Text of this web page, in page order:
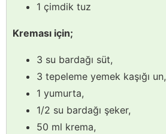
1 çimdik tuz
Kreması için;
3 su bardağı süt,
3 tepeleme yemek kaşığı un,
1 yumurta,
1/2 su bardağı şeker,
50 ml krema,